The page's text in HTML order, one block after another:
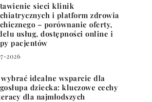
sieci klinik
i platform zdrowia
– porównanie oferty,
usług, dostępności online i
pacjentów
2026
wybrać idealne wsparcie dla
dziecka: kluczowe cechy
dla najmłodszych